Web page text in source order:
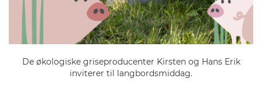
De økologiske griseproducenter Kirsten og Hans Erik
inviterer til langbordsmiddag.